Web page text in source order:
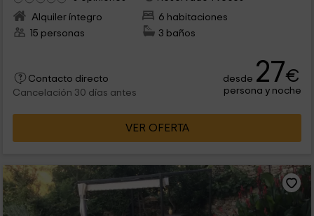
Alquiler íntegro
6 habitaciones
15 personas
3 baños
Contacto directo
Cancelación 30 días antes
desde 27€
persona y noche
VER OFERTA